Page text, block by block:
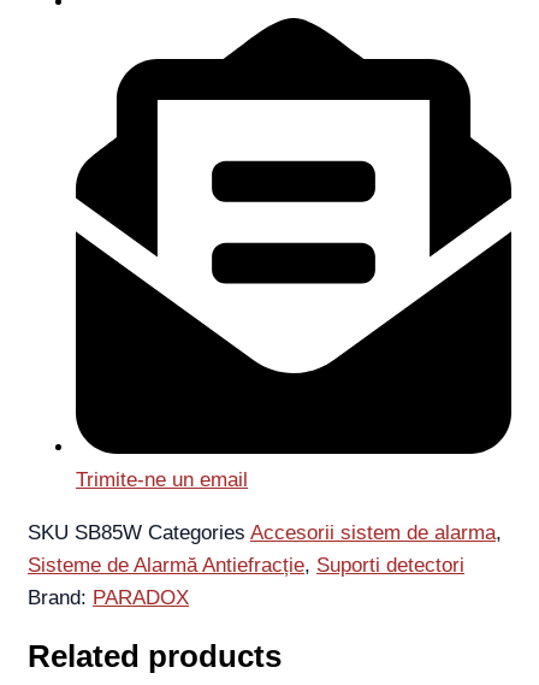
Trimite-ne un email
SKU SB85W Categories Accesorii sistem de alarma,
Sisteme de Alarmă Antiefracție, Suporti detectori
Brand: PARADOX
Related products